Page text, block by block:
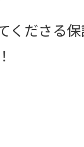
くださる